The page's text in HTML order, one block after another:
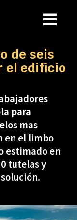
de seis
el edificio
para
mas
en el limbo
estimado en
tutelas y